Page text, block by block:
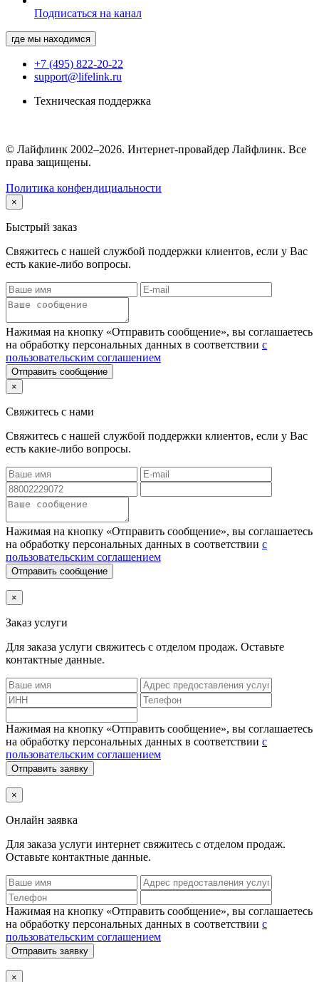
Подписаться на канал
где мы находимся
+7 (495) 822-20-22
support@lifelink.ru
Техническая поддержка
© Лайфлинк 2002–2026. Интернет-провайдер Лайфлинк. Все
права защищены.
Политика конфендициальности
×
Быстрый заказ
Свяжитесь с нашей службой поддержки клиентов, если у Вас
есть какие-либо вопросы.
Нажимая на кнопку «Отправить сообщение», вы соглашаетесь
на обработку персональных данных в соответствии с
пользовательским соглашением
Отправить сообщение
×
Свяжитесь с нами
Свяжитесь с нашей службой поддержки клиентов, если у Вас
есть какие-либо вопросы.
Нажимая на кнопку «Отправить сообщение», вы соглашаетесь
на обработку персональных данных в соответствии с
пользовательским соглашением
Отправить сообщение
×
Заказ услуги
Для заказа услуги свяжитесь с отделом продаж. Оставьте
контактные данные.
Нажимая на кнопку «Отправить сообщение», вы соглашаетесь
на обработку персональных данных в соответствии с
пользовательским соглашением
Отправить заявку
×
Онлайн заявка
Для заказа услуги интернет свяжитесь с отделом продаж.
Оставьте контактные данные.
Нажимая на кнопку «Отправить сообщение», вы соглашаетесь
на обработку персональных данных в соответствии с
пользовательским соглашением
Отправить заявку
×